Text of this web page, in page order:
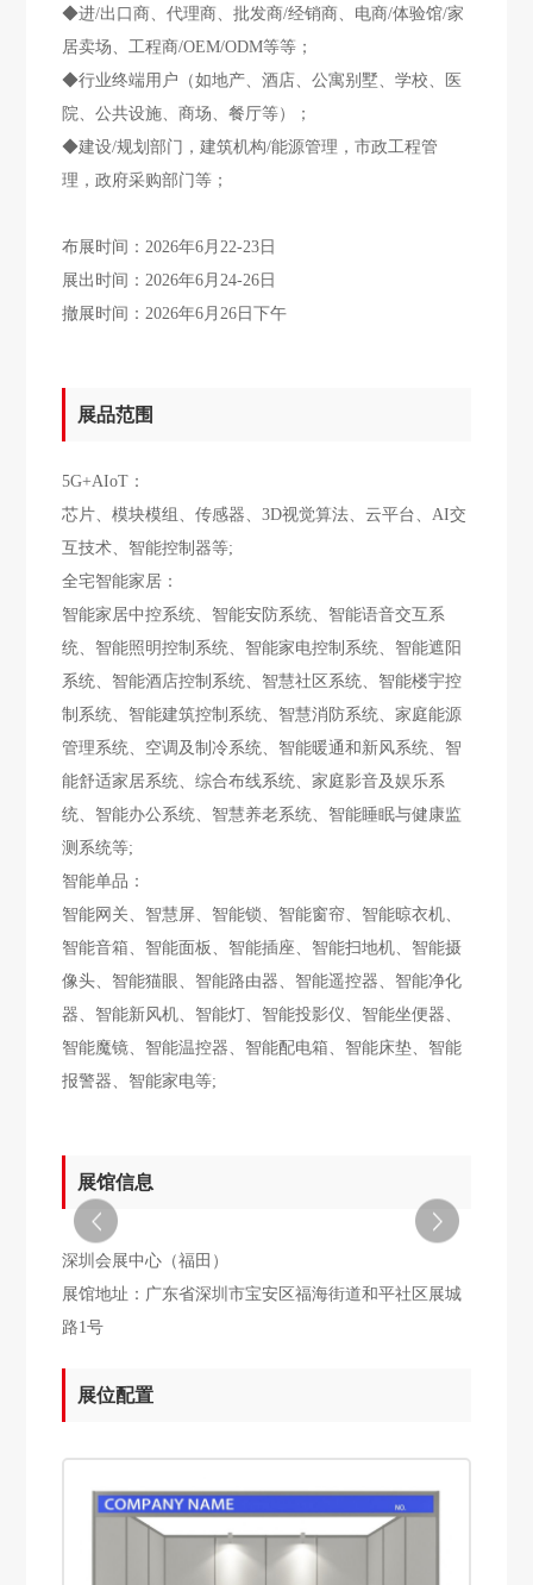
◆进/出口商、代理商、批发商/经销商、电商/体验馆/家
居卖场、工程商/OEM/ODM等等；
◆行业终端用户（如地产、酒店、公寓别墅、学校、医
院、公共设施、商场、餐厅等）；
◆建设/规划部门，建筑机构/能源管理，市政工程管
理，政府采购部门等；
布展时间：2026年6月22-23日
展出时间：2026年6月24-26日
撤展时间：2026年6月26日下午
展品范围
5G+AIoT：
芯片、模块模组、传感器、3D视觉算法、云平台、AI交
互技术、智能控制器等;
全宅智能家居：
智能家居中控系统、智能安防系统、智能语音交互系
统、智能照明控制系统、智能家电控制系统、智能遮阳
系统、智能酒店控制系统、智慧社区系统、智能楼宇控
制系统、智能建筑控制系统、智慧消防系统、家庭能源
管理系统、空调及制冷系统、智能暖通和新风系统、智
能舒适家居系统、综合布线系统、家庭影音及娱乐系
统、智能办公系统、智慧养老系统、智能睡眠与健康监
测系统等;
智能单品：
智能网关、智慧屏、智能锁、智能窗帘、智能晾衣机、
智能音箱、智能面板、智能插座、智能扫地机、智能摄
像头、智能猫眼、智能路由器、智能遥控器、智能净化
器、智能新风机、智能灯、智能投影仪、智能坐便器、
智能魔镜、智能温控器、智能配电箱、智能床垫、智能
报警器、智能家电等;
展馆信息
深圳会展中心（福田）
展馆地址：广东省深圳市宝安区福海街道和平社区展城
路1号
展位配置